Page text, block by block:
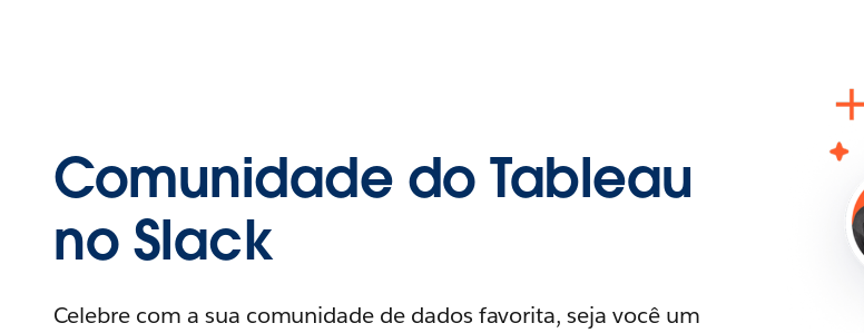
Comunidade do Tableau
no Slack
Celebre com a sua comunidade de dados favorita, seja você um